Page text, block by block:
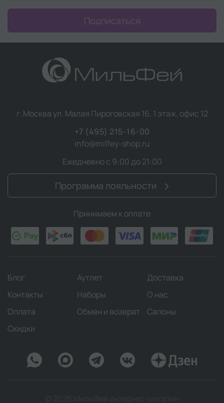
Подписаться
г. Москва ул. Малая Пироговская 16, 1 этаж, офис 12
+7 (495) 215-16-00
info@milfey-shop.ru
Ежедневно с 9:00 до 21:00
Программа лояльности
Принимаем к оплате
Блог Аутлет
Доставка
Контакты
Наборы
О нас
Оплата
Обмен и возврат
Салоны
Скидки